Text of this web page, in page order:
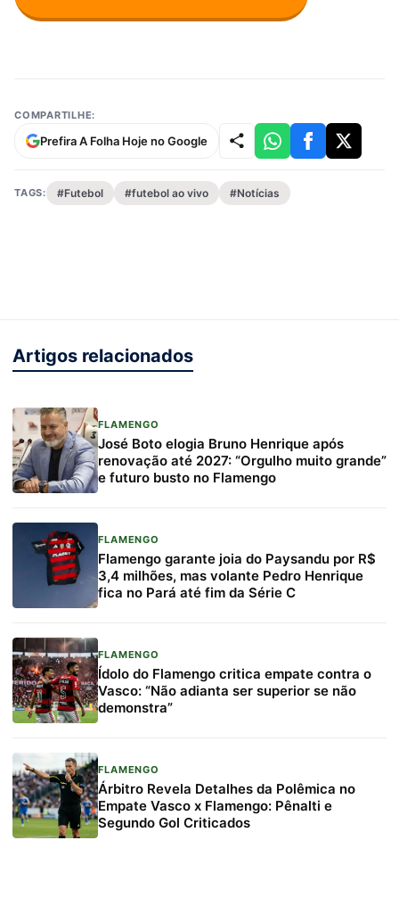
COMPARTILHE:
Prefira A Folha Hoje no Google
TAGS: #Futebol #futebol ao vivo #Notícias
Artigos relacionados
FLAMENGO
José Boto elogia Bruno Henrique após
renovação até 2027: “Orgulho muito grande”
e futuro busto no Flamengo
FLAMENGO
Flamengo garante joia do Paysandu por R$
3,4 milhões, mas volante Pedro Henrique
fica no Pará até fim da Série C
FLAMENGO
Ídolo do Flamengo critica empate contra o
Vasco: “Não adianta ser superior se não
demonstra”
FLAMENGO
Árbitro Revela Detalhes da Polêmica no
Empate Vasco x Flamengo: Pênalti e
Segundo Gol Criticados